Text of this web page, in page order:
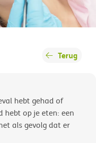
Terug
hebt gehad of
hebt op je eten: een
als gevolg dat er